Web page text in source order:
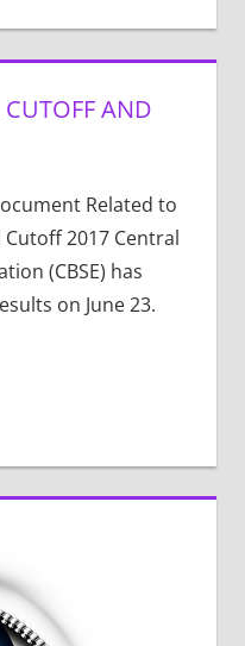
CUTOFF AND
Related to
Cutoff 2017 Central
(CBSE) has
on June 23.